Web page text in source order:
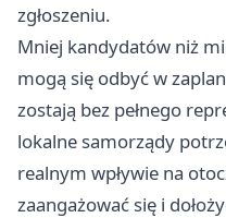
zgłoszeniu.
Mniej kandydatów niż
mogą się odbyć w
zostają bez pełnego
lokalne samorządy
realnym wpływie na
zaangażować się i